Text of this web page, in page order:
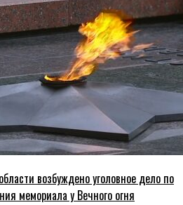
возбуждено уголовное дело по
мемориала у Вечного огня